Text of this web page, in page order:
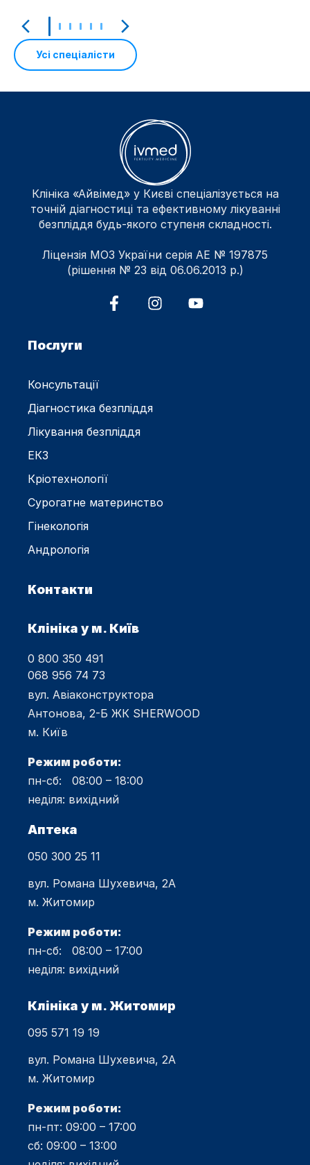
Усі спеціалісти
Клініка «Айвімед» у Києві спеціалізується на
точній діагностиці та ефективному лікуванні
безпліддя будь-якого ступеня складності.
Ліцензія МОЗ України серія АЕ № 197875
(рішення № 23 від 06.06.2013 р.)
Послуги
Консультації
Діагностика безпліддя
Лікування безпліддя
ЕКЗ
Кріотехнології
Сурогатне материнство
Гінекологія
Андрологія
Контакти
Клініка у м. Київ
0 800 350 491
068 956 74 73
вул. Авіаконструктора
Антонова, 2-Б ЖК SHERWOOD
м. Київ
Режим роботи:
пн-сб: 08:00 – 18:00
неділя: вихідний
Аптека
050 300 25 11
вул. Романа Шухевича, 2А
м. Житомир
Режим роботи:
пн-сб: 08:00 – 17:00
неділя: вихідний
Клініка у м. Житомир
095 571 19 19
вул. Романа Шухевича, 2А
м. Житомир
Режим роботи:
пн-пт: 09:00 – 17:00
сб: 09:00 – 13:00